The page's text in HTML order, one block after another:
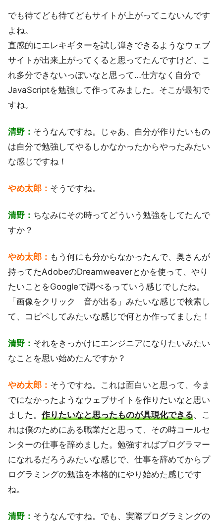
でも待てども待てどもサイトが上がってこないんです
よね。
直感的にエレキギターを試し弾きできるようなウェブ
サイトが出来上がってくると思ってたんですけど、こ
れ多分できないっぽいなと思って…仕方なく自分で
JavaScriptを勉強して作ってみました。そこが最初で
すね。
清野： そうなんですね。じゃあ、自分が作りたいもの
は自分で勉強してやるしかなかったからやったみたい
な感じですね！
やめ太郎： そうですね。
清野： ちなみにその時ってどういう勉強をしてたんで
すか？
やめ太郎： もう何にも分からなかったんで、奥さんが
持ってたAdobeのDreamweaverとかを使って、やり
たいことをGoogleで調べるっていう感じでしたね。
「画像をクリック 音が出る」みたいな感じで検索し
て、コピペしてみたいな感じで何とか作ってました！
清野： それをきっかけにエンジニアになりたいみたい
なことを思い始めたんですか？
やめ太郎： そうですね。これは面白いと思って、今ま
でになかったようなウェブサイトを作りたいなと思い
ました。 作りたいなと思ったものが具現化できる、こ
れは僕のためにある職業だと思って、その時コールセ
ンターの仕事を辞めました。勉強すればプログラマー
になれるだろうみたいな感じで、仕事を辞めてからプ
ログラミングの勉強を本格的にやり始めた感じです
ね。
清野： そうなんですね。でも、実際プログラミングの